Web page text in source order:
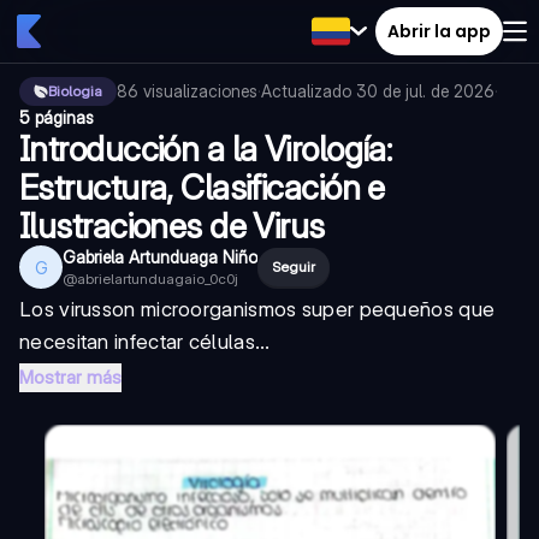
Abrir la app
Biologia 86 visualizaciones·Actualizado 30 de jul. de 2026·
5 páginas
Introducción a la Virología:
Estructura, Clasificación e
Ilustraciones de Virus
G Gabriela Artunduaga Niño
@abrielartunduagaio_0c0j
Seguir
Losvirusson microorganismos super pequeños que
necesitan infectar células...
Mostrar más